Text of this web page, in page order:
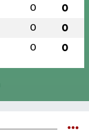
0 0
0 0
0 0